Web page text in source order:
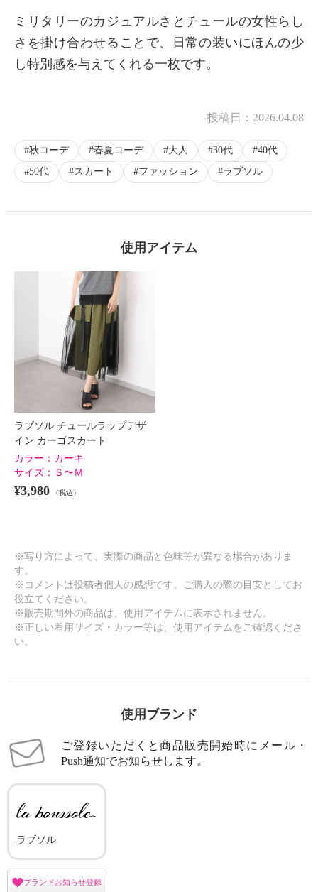
ミリタリーのカジュアルさとチュールの女性らし
さを掛け合わせることで、日常の装いにほんの少
し特別感を与えてくれる一枚です。
投稿日： 2026.04.08
秋コーデ 春夏コーデ 大人 30代
40代
50代
スカート ファッション ラブソル
使用アイテム
ラブソル チュールラップデザ
イン カーゴスカート
カラー： カーキ
サイズ： Ｓ〜Ｍ
¥3,980 （税込）
※写り方によって、実際の商品と色味等が異なる場合がありま
す。
※コメントは投稿者個人の感想です。ご購入の際の目安としてお
役立てください。
※販売期間外の商品は、使用アイテムに表示されません。
※正しい着用サイズ・カラー等は、使用アイテムをご確認くださ
い。
使用ブランド
ご登録いただくと商品販売開始時にメール・
Push通知でお知らせします。
ラブソル
ブランドお知らせ登録